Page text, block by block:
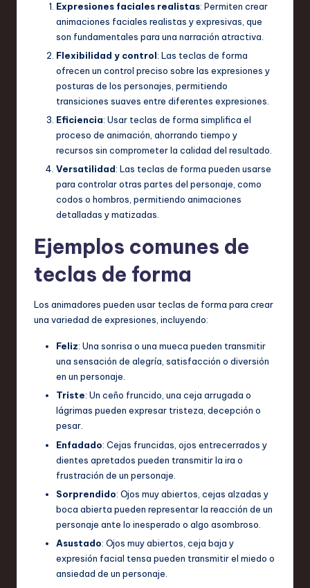
Expresiones faciales realistas: Permiten crear
animaciones faciales realistas y expresivas, que
son fundamentales para una narración atractiva.
Flexibilidad y control: Las teclas de forma
ofrecen un control preciso sobre las expresiones y
posturas de los personajes, permitiendo
transiciones suaves entre diferentes expresiones.
Eficiencia: Usar teclas de forma simplifica el
proceso de animación, ahorrando tiempo y
recursos sin comprometer la calidad del resultado.
Versatilidad: Las teclas de forma pueden usarse
para controlar otras partes del personaje, como
codos o hombros, permitiendo animaciones
detalladas y matizadas.
Ejemplos comunes de
teclas de forma
Los animadores pueden usar teclas de forma para crear
una variedad de expresiones, incluyendo:
Feliz: Una sonrisa o una mueca pueden transmitir
una sensación de alegría, satisfacción o diversión
en un personaje.
Triste: Un ceño fruncido, una ceja arrugada o
lágrimas pueden expresar tristeza, decepción o
pesar.
Enfadado: Cejas fruncidas, ojos entrecerrados y
dientes apretados pueden transmitir la ira o
frustración de un personaje.
Sorprendido: Ojos muy abiertos, cejas alzadas y
boca abierta pueden representar la reacción de un
personaje ante lo inesperado o algo asombroso.
Asustado: Ojos muy abiertos, ceja baja y
expresión facial tensa pueden transmitir el miedo o
ansiedad de un personaje.